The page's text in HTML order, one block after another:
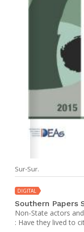
Sur-Sur.
DIGITAL
Southern Papers
Non-State actors
: Have they lived to